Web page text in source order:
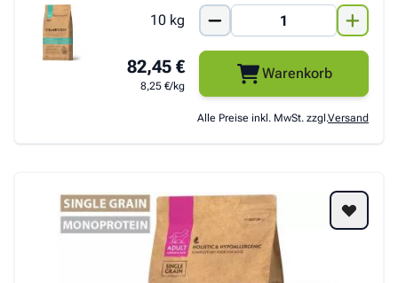
10 kg
82,45 €
8,25 €/kg
Warenkorb
Alle Preise inkl. MwSt. zzgl.Versand